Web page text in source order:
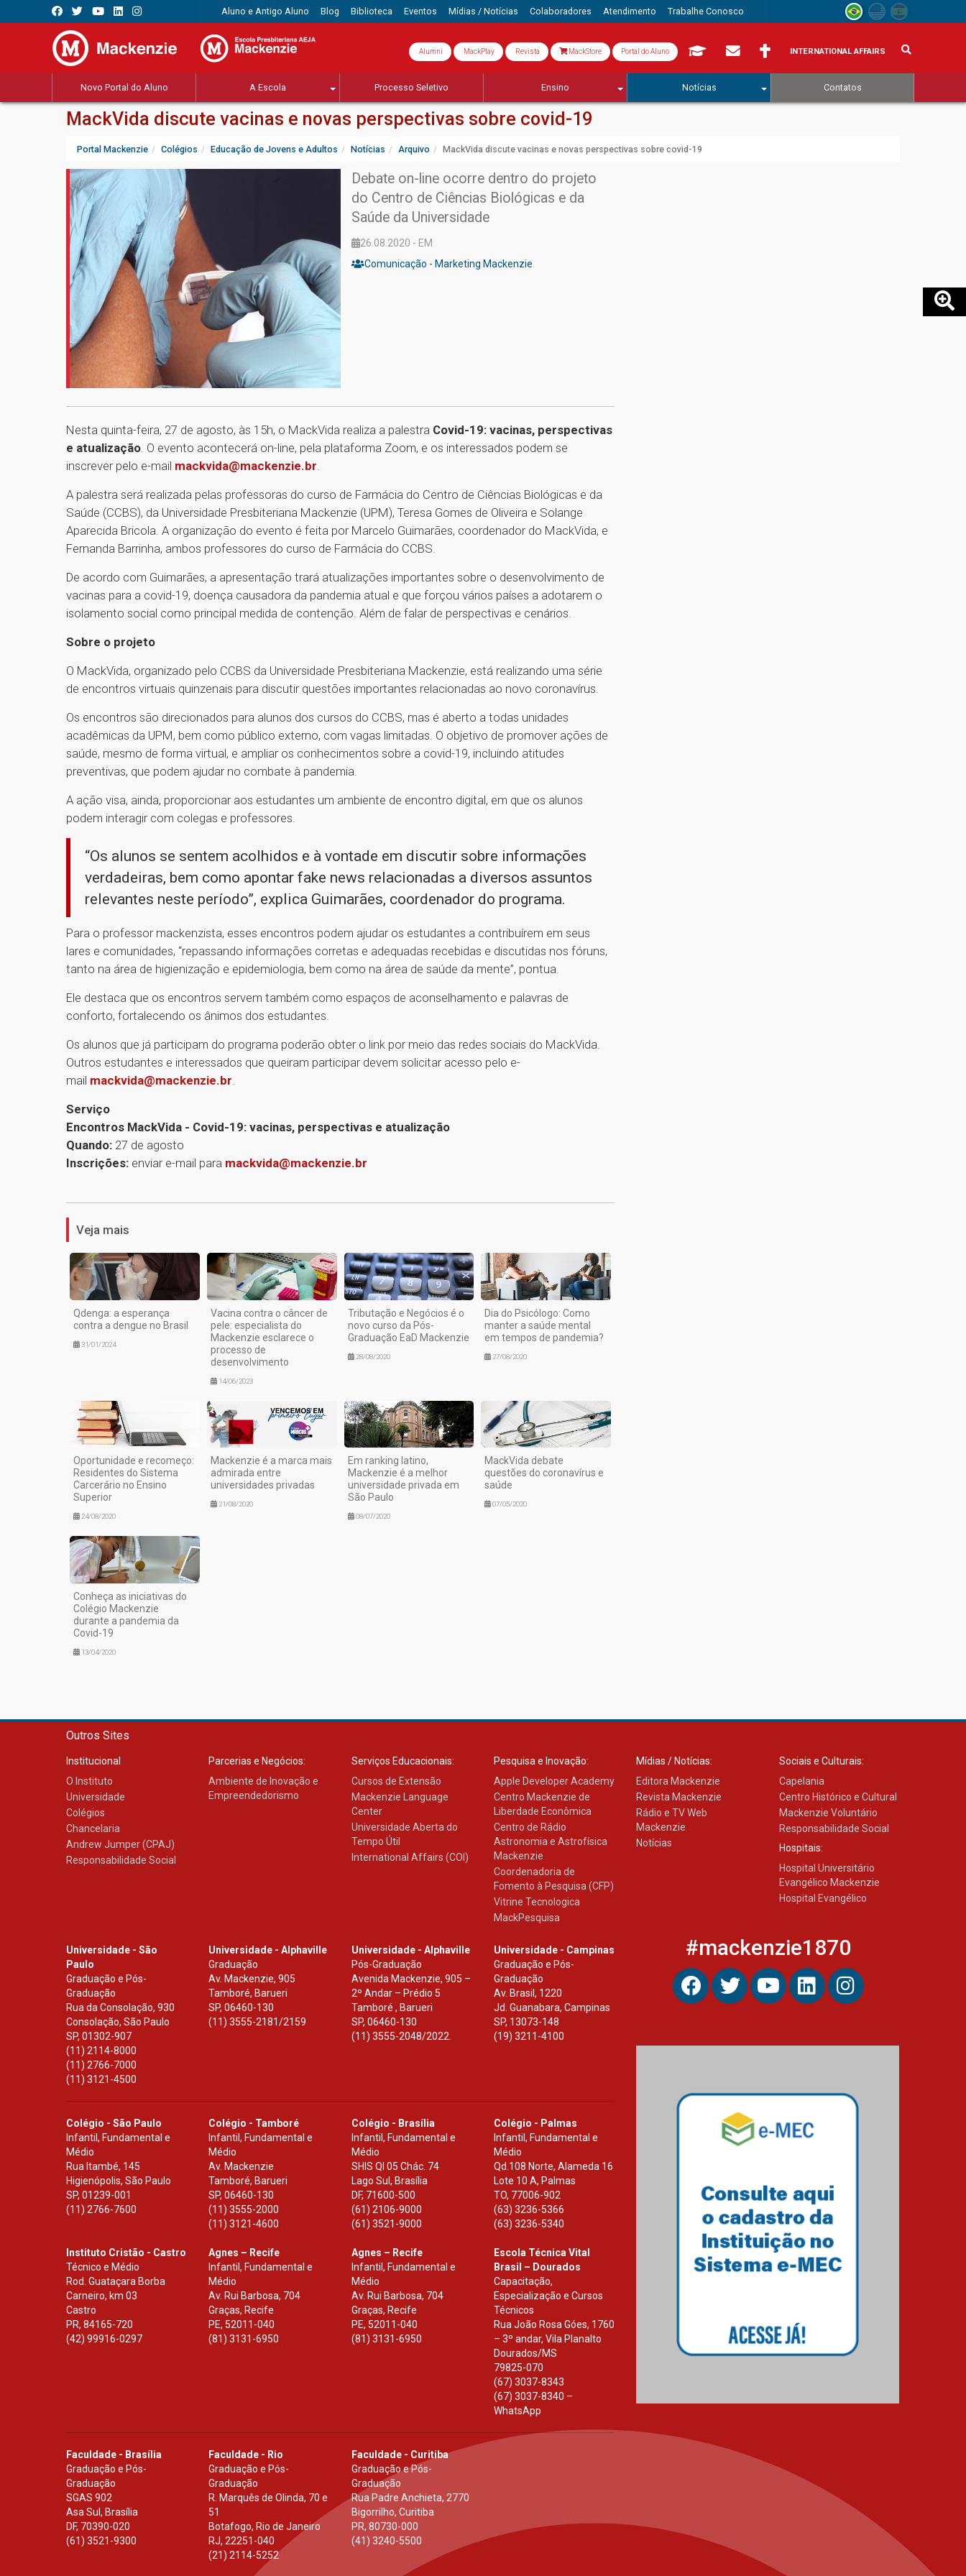
Aluno e Antigo Aluno Blog Biblioteca Eventos Mídias / Notícias Colaboradores Atendimento Trabalhe Conosco
Alumni MackPlay Revista MackStore Portal do Aluno INTERNATIONAL AFFAIRS
Novo Portal do Aluno A Escola Processo Seletivo Ensino Notícias Contatos
MackVida discute vacinas e novas perspectivas sobre covid-19
Portal Mackenzie Colégios Educação de Jovens e Adultos Notícias Arquivo MackVida discute vacinas e novas perspectivas sobre covid-19
Debate on-line ocorre dentro do projeto
do Centro de Ciências Biológicas e da
Saúde da Universidade
26.08.2020 - EM
Comunicação - Marketing Mackenzie
Nesta quinta-feira, 27 de agosto, às 15h, o MackVida realiza a palestra Covid-19: vacinas, perspectivas
e atualização . O evento acontecerá on-line, pela plataforma Zoom, e os interessados podem se
inscrever pelo e-mail mackvida@mackenzie.br
A palestra será realizada pelas professoras do curso de Farmácia do Centro de Ciências Biológicas e da
Saúde (CCBS), da Universidade Presbiteriana Mackenzie (UPM), Teresa Gomes de Oliveira e Solange
Aparecida Bricola. A organização do evento é feita por Marcelo Guimarães, coordenador do MackVida, e
Fernanda Barrinha, ambos professores do curso de Farmácia do CCBS.
De acordo com Guimarães, a apresentação trará atualizações importantes sobre o desenvolvimento de
vacinas para a covid-19, doença causadora da pandemia atual e que forçou vários países a adotarem o
isolamento social como principal medida de contenção. Além de falar de perspectivas e cenários.
Sobre o projeto
O MackVida, organizado pelo CCBS da Universidade Presbiteriana Mackenzie, está realizando uma série
de encontros virtuais quinzenais para discutir questões importantes relacionadas ao novo coronavírus.
Os encontros são direcionados para alunos dos cursos do CCBS, mas é aberto a todas unidades
acadêmicas da UPM, bem como público externo, com vagas limitadas. O objetivo de promover ações de
saúde, mesmo de forma virtual, e ampliar os conhecimentos sobre a covid-19, incluindo atitudes
preventivas, que podem ajudar no combate à pandemia.
A ação visa, ainda, proporcionar aos estudantes um ambiente de encontro digital, em que os alunos
podem interagir com colegas e professores.
“Os alunos se sentem acolhidos e à vontade em discutir sobre informações
verdadeiras, bem como apontar fake news relacionadas a diversos assuntos
relevantes neste período”, explica Guimarães, coordenador do programa.
Para o professor mackenzista, esses encontros podem ajudar os estudantes a contribuírem em seus
lares e comunidades, “repassando informações corretas e adequadas recebidas e discutidas nos fóruns,
tanto na área de higienização e epidemiologia, bem como na área de saúde da mente”, pontua.
Ele destaca que os encontros servem também como espaços de aconselhamento e palavras de
conforto, fortalecendo os ânimos dos estudantes.
Os alunos que já participam do programa poderão obter o link por meio das redes sociais do MackVida.
Outros estudantes e interessados que queiram participar devem solicitar acesso pelo e-
mail mackvida@mackenzie.br
Serviço
Encontros MackVida - Covid-19: vacinas, perspectivas e atualização
Quando: 27 de agosto
Inscrições: enviar e-mail para mackvida@mackenzie.br
1
Veja mais
Qdenga: a esperança
contra a dengue no Brasil
31/01/2024
Vacina contra o câncer de
pele: especialista do
Mackenzie esclarece o
processo de
desenvolvimento
14/06/2023
Tributação e Negócios é o
novo curso da Pós-
Graduação EaD Mackenzie
28/08/2020
Dia do Psicólogo: Como
manter a saúde mental
em tempos de pandemia?
27/08/2020
Oportunidade e recomeço:
Residentes do Sistema
Carcerário no Ensino
Superior
24/08/2020
Mackenzie é a marca mais
admirada entre
universidades privadas
21/08/2020
Em ranking latino,
Mackenzie é a melhor
universidade privada em
São Paulo
08/07/2020
MackVida debate
questões do coronavírus e
saúde
07/05/2020
Conheça as iniciativas do
Colégio Mackenzie
durante a pandemia da
Covid-19
13/04/2020
Outros Sites
Institucional
O Instituto
Universidade
Colégios
Chancelaria
Andrew Jumper (CPAJ)
Responsabilidade Social
Parcerias e Negócios:
Ambiente de Inovação e
Empreendedorismo
Serviços Educacionais:
Cursos de Extensão
Mackenzie Language
Center
Universidade Aberta do
Tempo Útil
International Affairs (COI)
Pesquisa e Inovação:
Apple Developer Academy
Centro Mackenzie de
Liberdade Econômica
Centro de Rádio
Astronomia e Astrofísica
Mackenzie
Coordenadoria de
Fomento à Pesquisa (CFP)
Vitrine Tecnologica
MackPesquisa
Mídias / Notícias:
Editora Mackenzie
Revista Mackenzie
Rádio e TV Web
Mackenzie
Notícias
Sociais e Culturais:
Capelania
Centro Histórico e Cultural
Mackenzie Voluntário
Responsabilidade Social
Hospitais:
Hospital Universitário
Evangélico Mackenzie
Hospital Evangélico
Universidade - São
Paulo
Graduação e Pós-
Graduação
Rua da Consolação, 930
Consolação, São Paulo
SP, 01302-907
(11) 2114-8000
(11) 2766-7000
(11) 3121-4500
Universidade - Alphaville
Graduação
Av. Mackenzie, 905
Tamboré, Barueri
SP,06460-130
(11) 3555-2181/2159
Universidade - Alphaville
Pós-Graduação
Avenida Mackenzie, 905 –
2º Andar – Prédio 5
Tamboré , Barueri
SP, 06460-130
(11) 3555-2048/2022.
Universidade - Campinas
Graduação e Pós-
Graduação
Av. Brasil, 1220
Jd. Guanabara, Campinas
SP, 13073-148
(19) 3211-4100
Colégio - São Paulo
Infantil, Fundamental e
Médio
Rua Itambé, 145
Higienópolis, São Paulo
SP, 01239-001
(11) 2766-7600
Colégio - Tamboré
Infantil, Fundamental e
Médio
Av. Mackenzie
Tamboré, Barueri
SP,06460-130
(11) 3555-2000
(11) 3121-4600
Colégio - Brasília
Infantil, Fundamental e
Médio
SHIS Ql 05 Chác. 74
Lago Sul, Brasília
DF, 71600-500
(61) 2106-9000
(61) 3521-9000
Colégio - Palmas
Infantil, Fundamental e
Médio
Qd.108 Norte, Alameda 16
Lote 10 A, Palmas
TO, 77006-902
(63) 3236-5366
(63) 3236-5340
Instituto Cristão - Castro
Técnico e Médio
Rod. Guataçara Borba
Carneiro, km 03
Castro
PR, 84165-720
(42) 99916-0297
Agnes – Recife
Infantil, Fundamental e
Médio
Av. Rui Barbosa, 704
Graças, Recife
PE, 52011-040
(81) 3131-6950
Agnes – Recife
Infantil, Fundamental e
Médio
Av. Rui Barbosa, 704
Graças, Recife
PE, 52011-040
(81) 3131-6950
Escola Técnica Vital
Brasil – Dourados
Capacitação,
Especialização e Cursos
Técnicos
Rua João Rosa Góes, 1760
– 3º andar, Vila Planalto
Dourados/MS
79825-070
(67) 3037-8343
(67) 3037-8340 –
WhatsApp
Faculdade - Brasília
Graduação e Pós-
Graduação
SGAS 902
Asa Sul, Brasília
DF, 70390-020
(61) 3521-9300
Faculdade - Rio
Graduação e Pós-
Graduação
R. Marquês de Olinda, 70 e
51
Botafogo, Rio de Janeiro
RJ,22251-040
(21) 2114-5252
Faculdade - Curitiba
Graduação e Pós-
Graduação
Rua Padre Anchieta, 2770
Bigorrilho, Curitiba
PR, 80730-000
(41) 3240-5500
#mackenzie1870